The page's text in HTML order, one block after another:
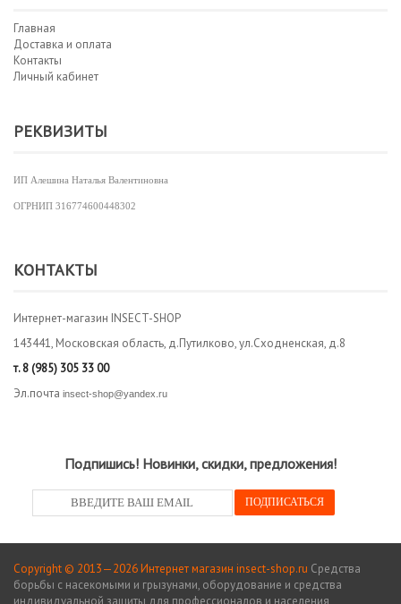
Главная
Доставка и оплата
Контакты
Личный кабинет
РЕКВИЗИТЫ
ИП Алешина Наталья Валентиновна
ОГРНИП 316774600448302
КОНТАКТЫ
Интернет-магазин INSECT-SHOP
143441, Московская область, д.Путилково, ул.Сходненская, д.8
т.8 (985) 305 33 00
Эл.почта insect-shop@yandex.ru
Подпишись! Новинки, скидки, предложения!
Copyright © 2013—2026 Интернет магазин insect-shop.ru Средства
борьбы с насекомыми и грызунами, оборудование и средства
индивидуальной защиты для профессионалов и населения